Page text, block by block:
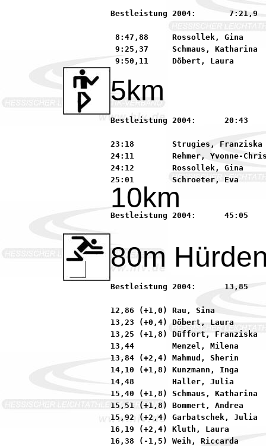
Bestleistung 2004:	 7:21,9      Puglisi, Virginia       90 SSC Hanau-Rodenbach
8:47,88     Rossollek, Gina
9:25,37     Schmaus,
5km
Bestleistung 2004:	20:43        Puglisi, Virginia       90 SSC Hanau-Rodenbach
23:18        Strugies, Franziska
24:11        Rehmer, Yvonne-
24:12        Rossollek, Gina
10km
Bestleistung 2004:	45:05        Puglisi, Virginia       90 SSC Hanau-Rodenbach
80m
Bestleistung 2004:	13,85        Möll, Denise            90 LG MINIMAX Seligenstad
12,86 (+1,0) Rau, Sina
13,23 (+0,4) Döbert, Laura
13,25 (+1,8) Düffort,
13,44        Menzel, Milena
13,84 (+2,4) Mahmud, Sherin
14,10 (+1,8) Kunzmann, Inga
14,48        Haller, Julia
15,40 (+1,8) Schmaus,
15,51 (+1,8) Bommert, Andrea
15,92 (+2,4) Garbatschek, Julia
16,19 (+2,4) Kluth, Laura
16,38 (-1,5) Weih, Riccarda